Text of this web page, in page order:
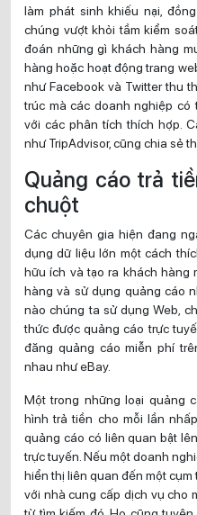
làm phát sinh khiếu nại,
chúng vượt khỏi tầm kiểm
đoán những gì khách hàng
hàng hoặc hoạt động trang
như Facebook và Twitter thu
trúc mà các doanh nghiệp có
với các phân tích thích hợp.
như TripAdvisor, cũng chia sẻ
Quảng cáo trả
chuột
Các chuyên gia hiện đang
dụng dữ liệu lớn một cách
hữu ích và tạo ra khách hàng
hàng và sử dụng quảng cáo
nào chúng ta sử dụng Web,
thức được quảng cáo trực
đăng quảng cáo miễn phí
nhau như eBay.
Một trong những loại quảng
hình trả tiền cho mỗi lần
quảng cáo có liên quan bật
trực tuyến. Nếu một doanh
hiển thị liên quan đến một cụm
với nhà cung cấp dịch vụ cho